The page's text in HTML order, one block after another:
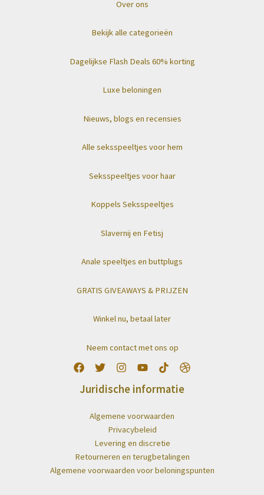
Over ons
Bekijk alle categorieën
Dagelijkse Flash Deals 60% korting
Luxe beloningen
Nieuws, blogs en recensies
Alle seksspeeltjes voor hem
Seksspeeltjes voor haar
Koppels Seksspeeltjes
Slavernij en Fetisj
Anale speeltjes en buttplugs
GRATIS GIVEAWAYS & PRIJZEN
Winkel nu, betaal later
Neem contact met ons op
Juridische informatie
Algemene voorwaarden
Privacybeleid
Levering en discretie
Retourneren en terugbetalingen
Algemene voorwaarden voor beloningspunten